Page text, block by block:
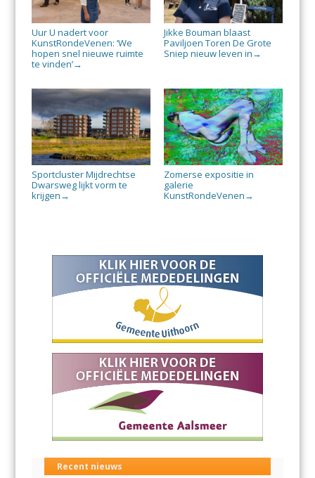
Uur U nadert voor
KunstRondeVenen: ‘We
hopen snel nieuwe ruimte
te vinden’→
Jikke Bouman blaast
Paviljoen Toren De Grote
Sniep nieuw leven in →
Sportcluster Mijdrechtse
Dwarsweg lijkt vorm te
krijgen →
Zomerse expositie in
galerie
KunstRondeVenen →
Recent nieuws